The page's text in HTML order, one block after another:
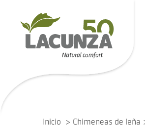
Inicio Chimeneas de leña